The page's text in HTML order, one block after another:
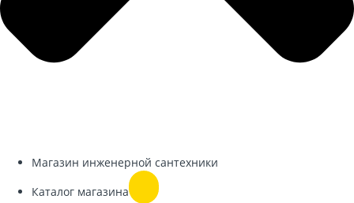
Магазин инженерной сантехники
Каталог магазина